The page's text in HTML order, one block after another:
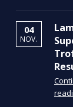
04
NOV.